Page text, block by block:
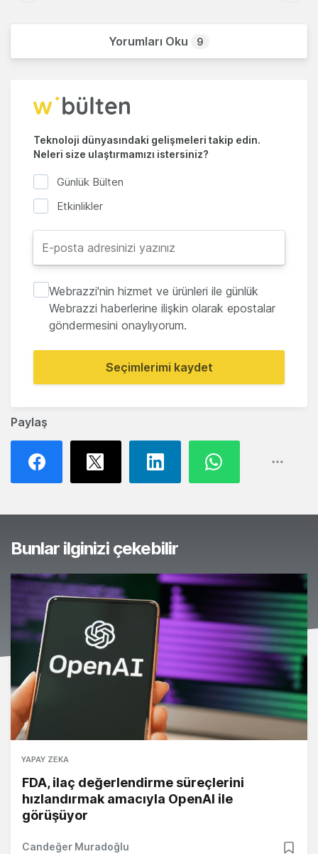
Paylaş
Yorumları Oku 9
Teknoloji dünyasındaki gelişmeleri takip edin.
Neleri size ulaştırmamızı istersiniz?
Günlük Bülten
Etkinlikler
Webrazzi'nin hizmet ve ürünleri ile günlük
Webrazzi haberlerine ilişkin olarak epostalar
göndermesini onaylıyorum.
Seçimlerimi kaydet
Bunlar ilginizi çekebilir
YAPAY ZEKA
FDA, ilaç değerlendirme süreçlerini
hızlandırmak amacıyla OpenAI ile
görüşüyor
Candeğer Muradoğlu